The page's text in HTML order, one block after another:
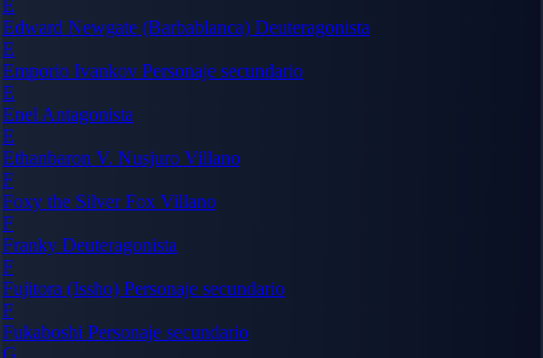
E
Edward Newgate (Barbablanca) Deuteragonista
E
Emporio Ivankov Personaje secundario
E
Enel Antagonista
E
Ethanbaron V. Nusjuro Villano
F
Foxy the Silver Fox Villano
F
Franky Deuteragonista
F
Fujitora (Issho) Personaje secundario
F
Fukaboshi Personaje secundario
G